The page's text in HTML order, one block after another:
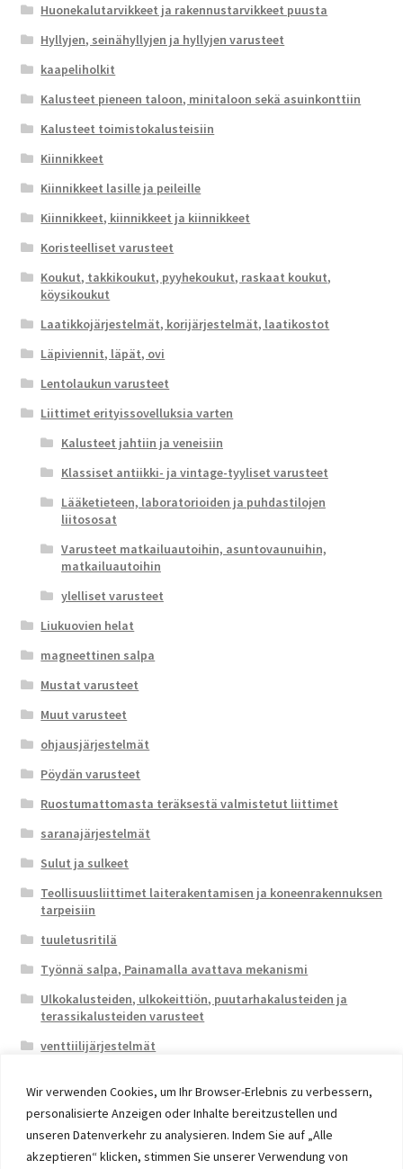
Wir verwenden Cookies, um Ihr Browser-Erlebnis zu verbessern,
personalisierte Anzeigen oder Inhalte bereitzustellen und
unseren Datenverkehr zu analysieren. Indem Sie auf „Alle
akzeptieren“ klicken, stimmen Sie unserer Verwendung von
Huonekalutarvikkeet ja rakennustarvikkeet puusta
Hyllyjen, seinähyllyjen ja hyllyjen varusteet
kaapeliholkit
Kalusteet pieneen taloon, minitaloon sekä asuinkonttiin
Kalusteet toimistokalusteisiin
Kiinnikkeet
Kiinnikkeet lasille ja peileille
Kiinnikkeet, kiinnikkeet ja kiinnikkeet
Koristeelliset varusteet
Koukut, takkikoukut, pyyhekoukut, raskaat koukut,
köysikoukut
Laatikkojärjestelmät, korijärjestelmät, laatikostot
Läpiviennit, läpät, ovi
Lentolaukun varusteet
Liittimet erityissovelluksia varten
Kalusteet jahtiin ja veneisiin
Klassiset antiikki- ja vintage-tyyliset varusteet
Lääketieteen, laboratorioiden ja puhdastilojen
liitososat
Varusteet matkailuautoihin, asuntovaunuihin,
matkailuautoihin
ylelliset varusteet
Liukuovien helat
magneettinen salpa
Mustat varusteet
Muut varusteet
ohjausjärjestelmät
Pöydän varusteet
Ruostumattomasta teräksestä valmistetut liittimet
saranajärjestelmät
Sulut ja sulkeet
Teollisuusliittimet laiterakentamisen ja koneenrakennuksen
tarpeisiin
tuuletusritilä
Työnnä salpa, Painamalla avattava mekanismi
Ulkokalusteiden, ulkokeittiön, puutarhakalusteiden ja
terassikalusteiden varusteet
venttiilijärjestelmät